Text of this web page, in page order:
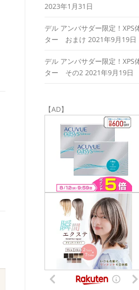
2023年1月31日
デル アンバサダー限定！XPS
ター おまけ 2021年9月19日
デル アンバサダー限定！XPS
ター その2 2021年9月19日
【AD】